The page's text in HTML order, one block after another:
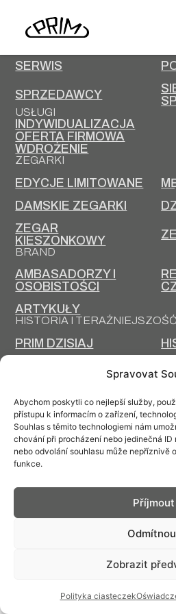
Spravovat
Abychom poskytli co nejlepší služby,
přístupu k informacím o zařízení,
Souhlas s těmito technologiemi nám
chování při procházení nebo jedinečná ID
nebo odvolání souhlasu může nepříznivě
funkce.
Příjmout
Zobrazit
Polityka ciasteczek
PRIM
SERWIS
SPRZEDAWCY
USŁUGI
INDYWIDUALIZACJA
OFERTA FIRMOWA
WDROŻENIE
ZEGARKI
EDYCJE LIMITOWANE
DAMSKIE ZEGARKI
ZEGAR
KIESZONKOWY
BRAND
AMBASADORZY I
OSOBISTOŚCI
ARTYKUŁY
HISTORIA I TERAŹNIEJSZOŚĆ
PRIM DZISIAJ
Kontakt:
© PRIM2026